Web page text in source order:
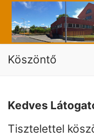
Ugrás
tartalomra
Köszöntő
Kedves
Tisztelettel